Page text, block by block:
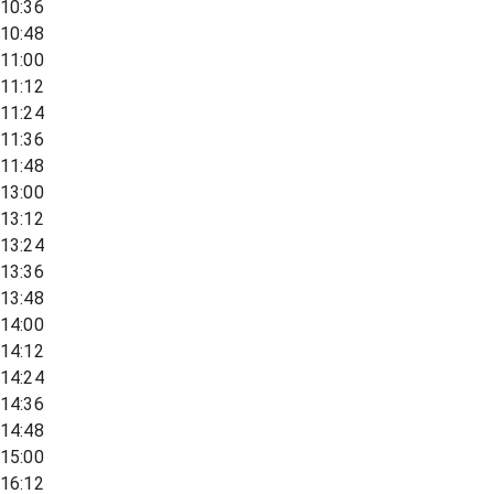
10:36
10:48
11:00
11:12
11:24
11:36
11:48
13:00
13:12
13:24
13:36
13:48
14:00
14:12
14:24
14:36
14:48
15:00
16:12